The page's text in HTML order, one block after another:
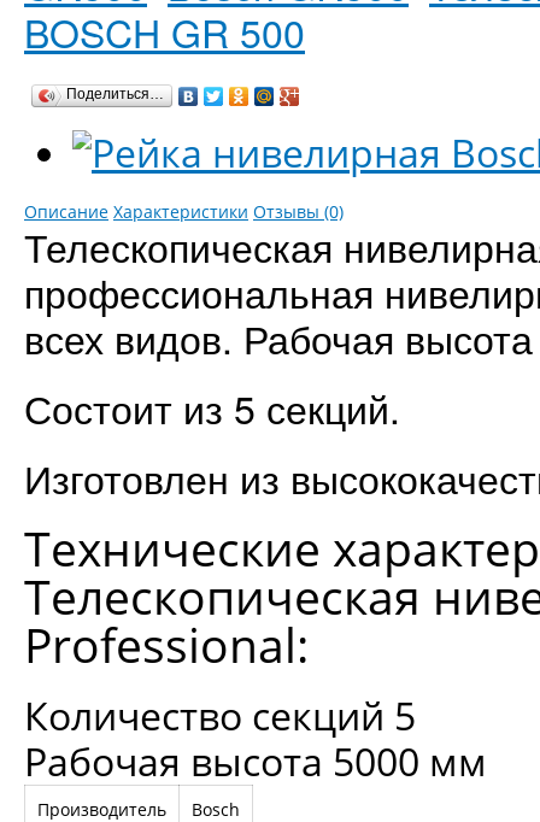
BOSCH GR 500
Поделиться…
Описание Характеристики Отзывы (0)
Телескопическая
профессиональная
всех видов. Рабочая
Состоит из 5 секций.
Изготовлен из
Технические
Телескопическая
Professional:
Количество секций 5
Рабочая высота 5000 мм
Производитель Bosch